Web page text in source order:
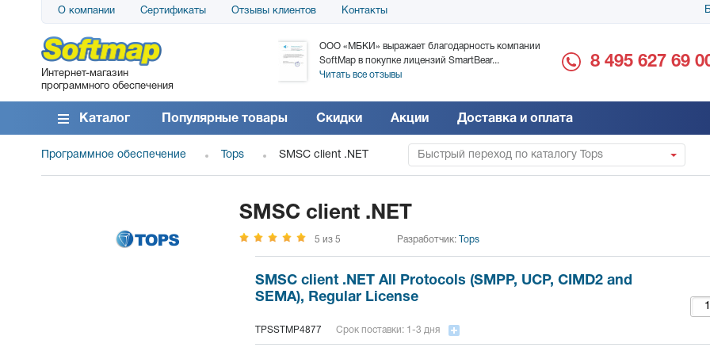
О компании Сертификаты Отзывы клиентов Контакты
Интернет-магазин
программного обеспечения
АО «АТС» благодарит компанию SoftMap за
поставку программного обеспечения SolarWinds
DameWare...
Читать все отзывы
ООО «МБКИ» выражает благодарность компании
SoftMap в покупке лицензий SmartBear...
Читать все отзывы
благодарность за
8 495 627 69
Каталог Популярные товары Скидки Акции Доставка и оплата
Программное обеспечение Tops SMSC client .NET Быстрый переход по каталогу Tops
SMSC client .NET
5 из 5 Разработчик: Tops
SMSC client .NET All Protocols (SMPP, UCP, CIMD2 and
SEMA), Regular License
TPSSTMP4877 Срок поставки: 1-3 дня